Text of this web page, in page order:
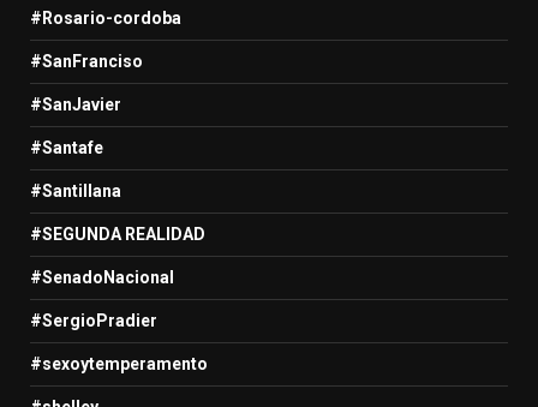
#Rosario-cordoba
#SanFranciso
#SanJavier
#Santafe
#Santillana
#SEGUNDA REALIDAD
#SenadoNacional
#SergioPradier
#sexoytemperamento